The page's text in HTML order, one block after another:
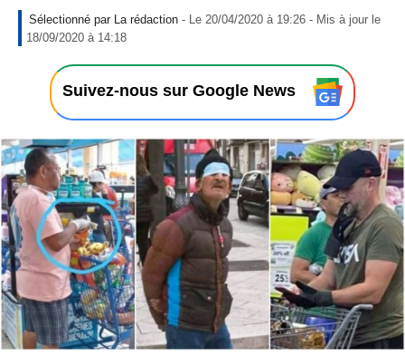
La rédaction - Le 20/04/2020 à 19:26 - Mis à jour le
18/09/2020 à 14:18
2
/
0
4
/
2
0
2
0
à
1
9
:
2
6
Suivez-nous sur Google News